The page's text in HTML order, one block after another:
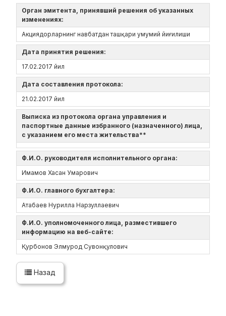
Орган эмитента, принявший решения об указанных
изменениях:
Акциядорларнинг навбатдан ташқари умумий йиғилиши
Дата принятия решения:
17.02.2017 йил
Дата составления протокола:
21.02.2017 йил
Выписка из протокола органа управления и
паспортные данные избранного (назначенного) лица,
с указанием его места жительства**
Ф.И.О. руководителя исполнительного органа:
Имамов Хасан Умарович
Ф.И.О. главного бухгалтера:
Атабаев Нурилла Нарзуллаевич
Ф.И.О. уполномоченного лица, разместившего
информацию на веб-сайте:
Қурбонов Элмурод Сувонқулович
Назад